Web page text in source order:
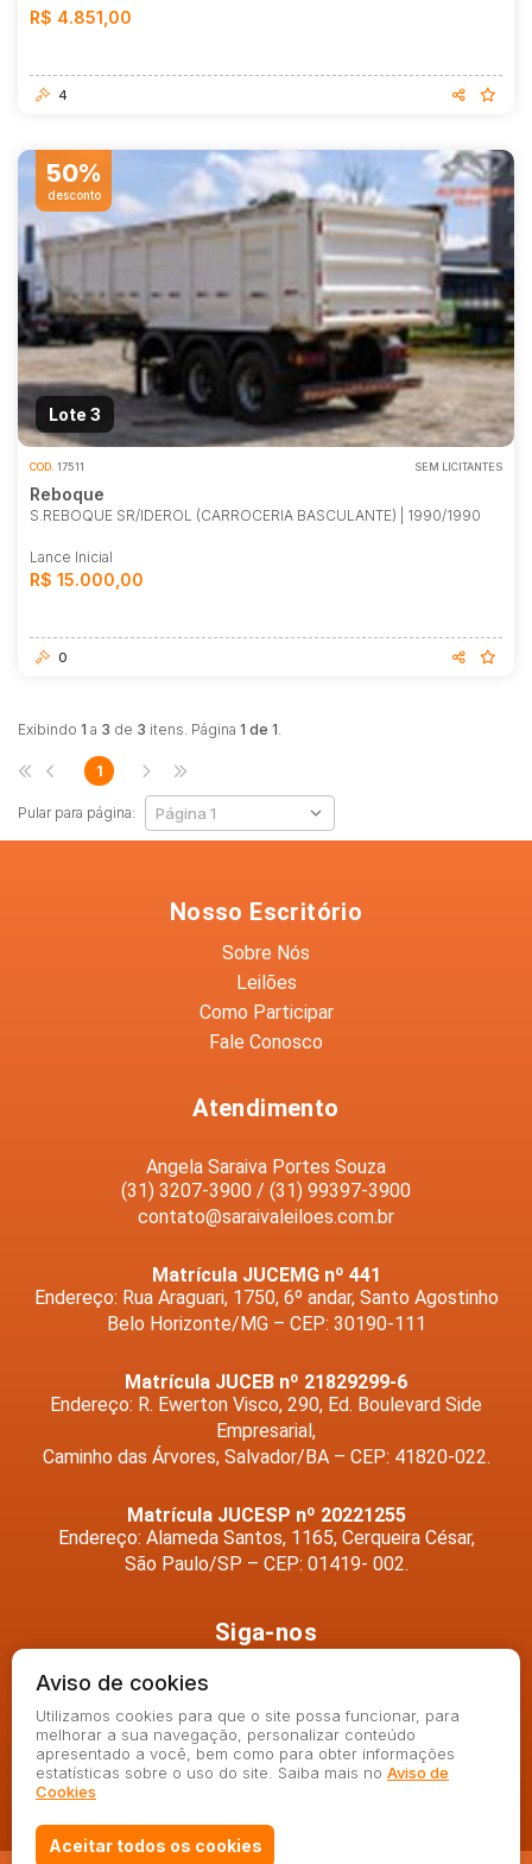
R$ 4.851,00
4
50%
desconto
Lote 3
COD. 17511 SEM LICITANTES
Reboque
S.REBOQUE SR/IDEROL (CARROCERIA BASCULANTE) | 1990/1990
Lance Inicial
R$ 15.000,00
0
Exibindo 1 a 3 de 3 itens. Página 1 de 1.
Pular para página:
1
Nosso Escritório
Sobre Nós
Leilões
Como Participar
Fale Conosco
Atendimento
Angela Saraiva Portes Souza
(31) 3207-3900 / (31) 99397-3900
contato@saraivaleiloes.com.br
Matrícula JUCEMG nº 441
Endereço: Rua Araguari, 1750, 6º andar, Santo Agostinho
Belo Horizonte/MG – CEP: 30190-111
Matrícula JUCEB nº 21829299-6
Endereço: R. Ewerton Visco, 290, Ed. Boulevard Side
Empresarial,
Caminho das Árvores, Salvador/BA – CEP: 41820-022.
Matrícula JUCESP nº 20221255
Endereço: Alameda Santos, 1165, Cerqueira César,
São Paulo/SP – CEP: 01419- 002.
Siga-nos
Aviso de cookies
Utilizamos cookies para que o site possa funcionar, para
melhorar a sua navegação, personalizar conteúdo
apresentado a você, bem como para obter informações
estatísticas sobre o uso do site. Saiba mais no Aviso de
Cookies
Aceitar todos os cookies